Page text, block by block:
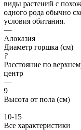
виды растений с
одного рода обычно
условия обитания.
—
Алоказия
Диаметр горшка (см)
?
Расстояние по
центр
—
9
Высота от пола (см)
—
10-15
Все характеристики